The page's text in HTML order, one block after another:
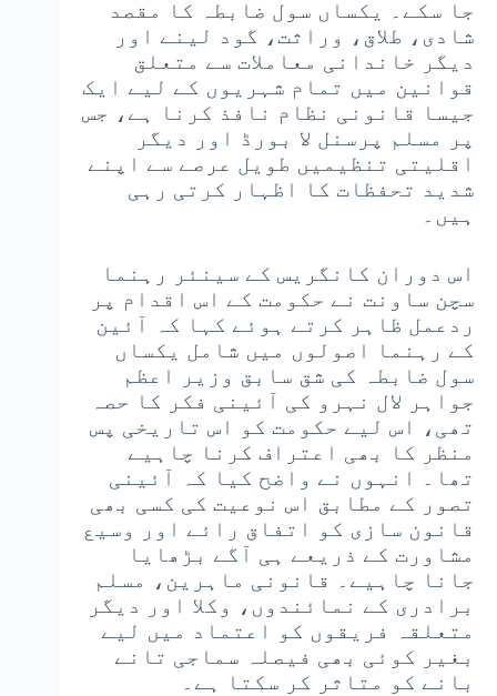
جا سکے۔ یکساں سول ضابطہ کا مقصد
شادی، طلاق، وراثت، گود لینے اور
دیگر خاندانی معاملات سے متعلق
قوانین میں تمام شہریوں کے لیے ایک
جیسا قانونی نظام نافذ کرنا ہے، جس
پر مسلم پرسنل لا بورڈ اور دیگر
اقلیتی تنظیمیں طویل عرصے سے اپنے
شدید تحفظات کا اظہار کرتی رہی
ہیں۔
اس دوران کانگریس کے سینئر رہنما
سچن ساونت نے حکومت کے اس اقدام پر
ردعمل ظاہر کرتے ہوئے کہا کہ آئین
کے رہنما اصولوں میں شامل یکساں
سول ضابطہ کی شق سابق وزیر اعظم
جواہر لال نہرو کی آئینی فکر کا حصہ
تھی، اس لیے حکومت کو اس تاریخی پس
منظر کا بھی اعتراف کرنا چاہیے
تھا۔ انہوں نے واضح کیا کہ آئینی
تصور کے مطابق اس نوعیت کی کسی بھی
قانون سازی کو اتفاق رائے اور وسیع
مشاورت کے ذریعے ہی آگے بڑھایا
جانا چاہیے۔ قانونی ماہرین، مسلم
برادری کے نمائندوں، وکلا اور دیگر
متعلقہ فریقوں کو اعتماد میں لیے
بغیر کوئی بھی فیصلہ سماجی تانے
بانے کو متاثر کر سکتا ہے۔